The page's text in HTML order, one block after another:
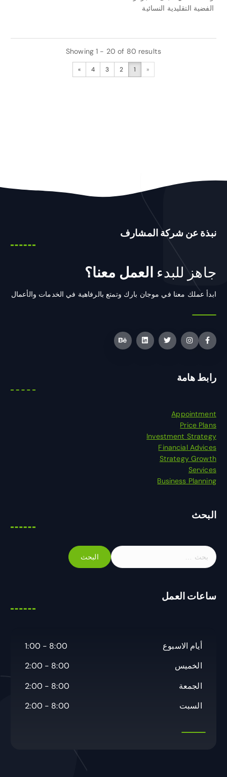
الفضية التقليدية النسائية
Showing 1 - 20 of 80 results
«
1
2
3
4
»
نبذة عن شركة المشارف
جاهز للبدء العمل معنا؟
ابدأ عملك معنا في موجان بارك وتمتع بالرفاهية في الخدمات والأعمال
رابط هامة
Appointment
Price Plans
Investment Strategy
Financial Advices
Strategy Growth
Services
Business Planning
البحث
ا
ل
ث
ساعات العمل
أيام الاسبوع
8:00 - 1:00
الخميس
8:00 - 2:00
الجمعة
8:00 - 2:00
السبت
8:00 - 2:00